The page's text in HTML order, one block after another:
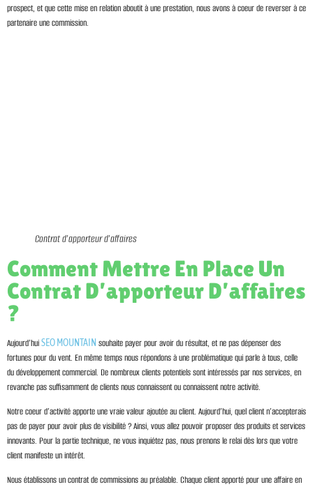
prospect, et que cette mise en relation aboutit à une prestation, nous avons à coeur de reverser à ce
partenaire une commission.
Contrat d’apporteur d’affaires
Comment Mettre En Place Un
Contrat D’apporteur D’affaires
?
Aujourd’huiSEO MOUNTAIN souhaite payer pour avoir du résultat, et ne pas dépenser des
fortunes pour du vent. En même temps nous répondons à une problématique qui parle à tous, celle
du développement commercial. De nombreux clients potentiels sont intéressés par nos services, en
revanche pas suffisamment de clients nous connaissent ou connaissent notre activité.
Notre coeur d’activité apporte une vraie valeur ajoutée au client. Aujourd’hui, quel client n’accepterais
pas de payer pour avoir plus de visibilité ? Ainsi, vous allez pouvoir proposer des produits et services
innovants. Pour la partie technique, ne vous inquiétez pas, nous prenons le relai dès lors que votre
client manifeste un intérêt.
Nous établissons un contrat de commissions au préalable. Chaque client apporté pour une affaire en